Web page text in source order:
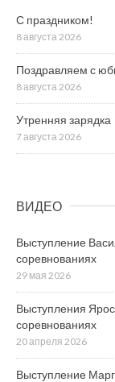
С праздником!
8 августа 2026
Поздравляем с
8 августа 2026
Утренняя зарядка
7 августа 2026
ВИДЕО
Выступление
соревнованиях
29 мая 2026
Выступления
соревнованиях
20 апреля 2026
Выступление